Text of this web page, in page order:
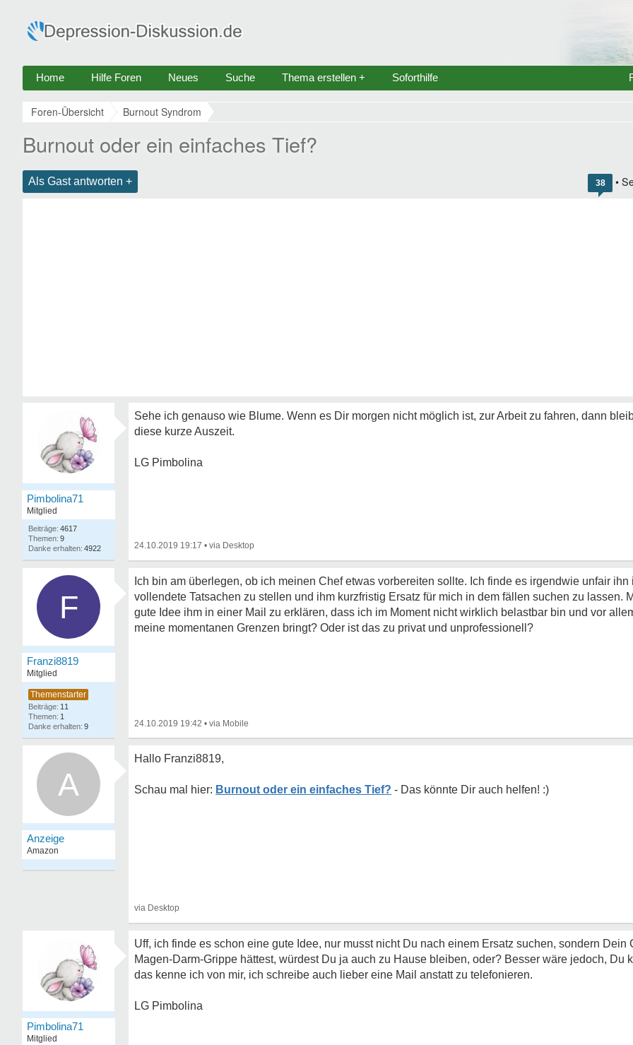
Home Hilfe Foren Neues Suche Thema erstellen + Soforthilfe
Foren-Übersicht Burnout Syndrom
Burnout oder ein einfaches Tief?
Als Gast antworten + 38 •
Pimbolina71
Mitglied
4617
9
4922
Sehe ich genauso wie Blume. Wenn es Dir morgen nicht möglich ist, zur Arbeit zu fahren, dann
diese kurze Auszeit.
LG Pimbolina
24.10.2019 19:17 •
F
Franzi8819
Mitglied
11
1
9
Ich bin am überlegen, ob ich meinen Chef etwas vorbereiten sollte. Ich finde es irgendwie unfair
vollendete Tatsachen zu stellen und ihm kurzfristig Ersatz für mich in dem fällen suchen zu lassen.
gute Idee ihm in einer Mail zu erklären, dass ich im Moment nicht wirklich belastbar bin und vor
meine momentanen Grenzen bringt? Oder ist das zu privat und unprofessionell?
24.10.2019 19:42 •
A
Hallo Franzi8819,
Burnout oder ein einfaches Tief?
Pimbolina71
Mitglied
Uff, ich finde es schon eine gute Idee, nur musst nicht Du nach einem Ersatz suchen, sondern Dein
Magen-Darm-Grippe hättest, würdest Du ja auch zu Hause bleiben, oder? Besser wäre jedoch, Du
das kenne ich von mir, ich schreibe auch lieber eine Mail anstatt zu telefonieren.
LG Pimbolina